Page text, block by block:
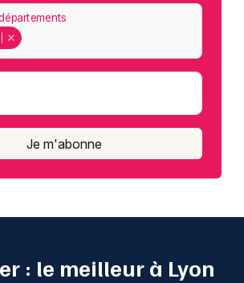
Je m'abonne
: le meilleur à Lyon